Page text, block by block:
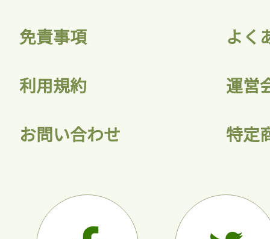
免責事項 よく
利用規約 運営
お問い合わせ 特定